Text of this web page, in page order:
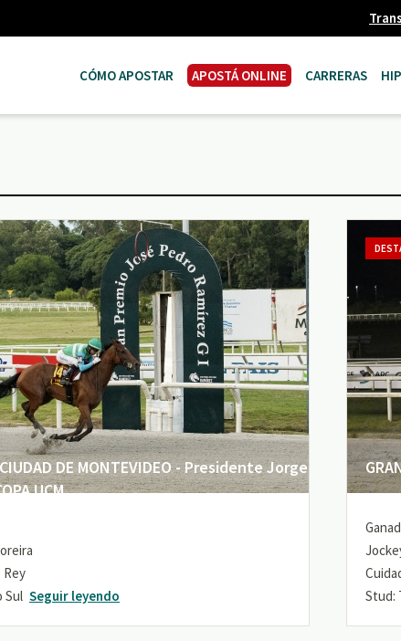
CÓMO APOSTAR APOSTÁ ONLINE CARRERAS
CIUDAD DE MONTEVIDEO - Presidente Jorge
UCM
Rey
Sul Seguir leyendo
Stud: